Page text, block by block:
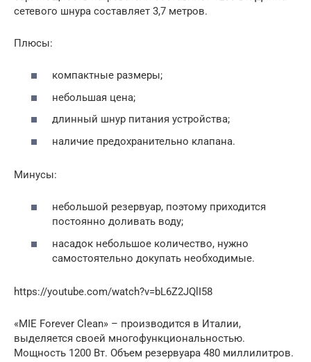
сетевого шнура составляет 3,7 метров.
Плюсы:
компактные размеры;
небольшая цена;
длинный шнур питания устройства;
наличие предохранительно клапана.
Минусы:
небольшой резервуар, поэтому приходится
постоянно доливать воду;
насадок небольшое количество, нужно
самостоятельно докупать необходимые.
https://youtube.com/watch?v=bL6Z2JQlI58
«MIE Forever Clean» – производится в Италии,
выделяется своей многофункциональностью.
Мощность 1200 Вт. Объем резервуара 480 миллилитров.